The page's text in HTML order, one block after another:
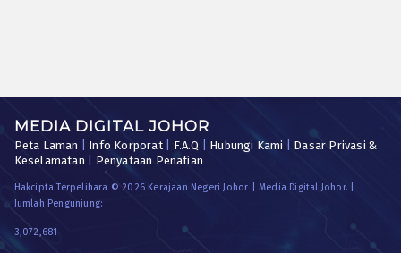
MEDIA DIGITAL JOHOR
Peta Laman Info Korporat| F.A.Q Hubungi Kami
Dasar Privasi &
Keselamatan
Penyataan Penafian
Hakcipta Terpelihara © 2026 Kerajaan Negeri Johor | Media Digital Johor. |
Jumlah Pengunjung:
3,072,681